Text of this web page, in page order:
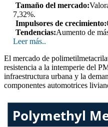
Tamaño del mercado:
7,32%.
Impulsores de crecimiento:
Tendencias:Aumento de
Leer más..
El mercado de
resistencia a la intemperie del
infraestructura urbana y la
componentes automotrices